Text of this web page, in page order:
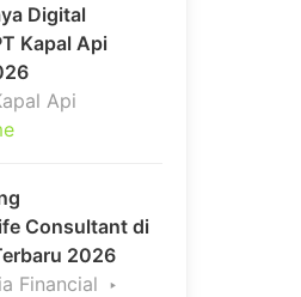
Digital
Kapal Api
Api
Consultant di
2026
Financial